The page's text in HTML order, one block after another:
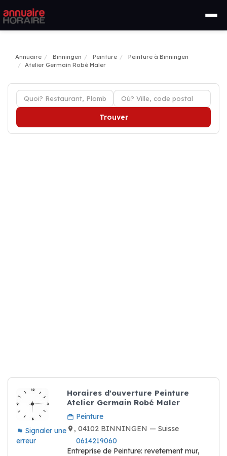
Annuaire Binningen Peinture
Peinture à Binningen
Atelier Germain Robé Maler
Trouver
Signaler une
erreur
Horaires d'ouverture Peinture
Atelier Germain Robé Maler
Peinture
, 04102 BINNINGEN — Suisse
0614219060
Entreprise de Peinture: revetement mur,